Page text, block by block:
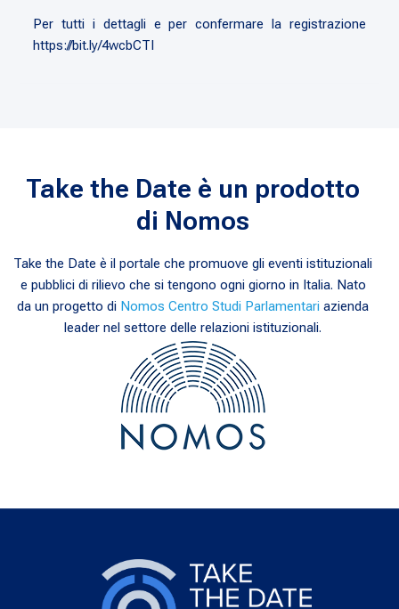
Per tutti i dettagli e per confermare la registrazione
https://bit.ly/4wcbCTI
Take the Date è un prodotto
di Nomos
Take the Date è il portale che promuove gli eventi istituzionali
e pubblici di rilievo che si tengono ogni giorno in Italia. Nato
da un progetto di Nomos Centro Studi Parlamentari azienda
leader nel settore delle relazioni istituzionali.